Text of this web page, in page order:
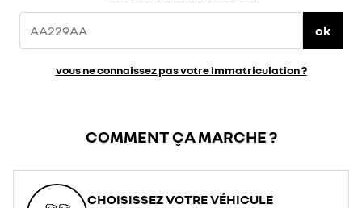
ok
vous ne connaissez pas votre immatriculation ?
COMMENT ÇA MARCHE ?
CHOISISSEZ VOTRE VÉHICULE